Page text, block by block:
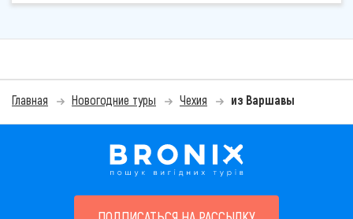
Главная Новогодние туры Чехия из Варшавы